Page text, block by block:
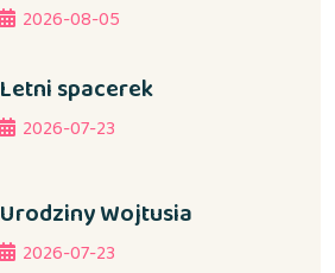
2026-08-05
Letni spacerek
2026-07-23
Urodziny Wojtusia
2026-07-23